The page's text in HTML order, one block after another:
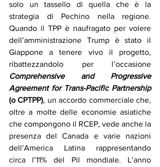
solo un tassello di quella che è la
strategia di Pechino nella regione.
Quando il TPP è naufragato per volere
dell’amministrazione Trump è stato il
Giappone a tenere vivo il progetto,
Comprehensive and Progressive
Agreement for Trans-Pacific Partnership
(o CPTPP), un accordo commerciale che,
oltre a molte delle economie asiatiche
che compongono il RCEP, vede anche la
presenza del Canada e varie nazioni
dell’America Latina rappresentando
circa l’11% del Pil mondiale. L’anno